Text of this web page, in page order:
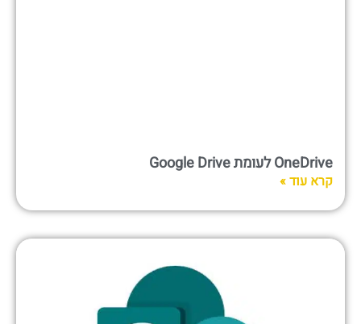
OneDrive לעומת Google Drive
קרא עוד »